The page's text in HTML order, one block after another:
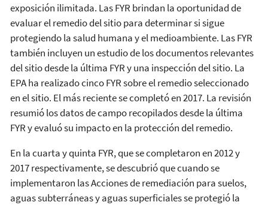
exposición ilimitada. Las FYR brindan la oportunidad de
evaluar el remedio del sitio para determinar si sigue
protegiendo la salud humana y el medioambiente. Las FYR
también incluyen un estudio de los documentos relevantes
del sitio desde la última FYR y una inspección del sitio. La
EPA ha realizado cinco FYR sobre el remedio seleccionado
en el sitio. El más reciente se completó en 2017. La revisión
resumió los datos de campo recopilados desde la última
FYR y evaluó su impacto en la protección del remedio.
En la cuarta y quinta FYR, que se completaron en 2012 y
2017 respectivamente, se descubrió que cuando se
implementaron las Acciones de remediación para suelos,
aguas subterráneas y aguas superficiales se protegió la